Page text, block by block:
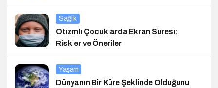
Sağlık
Otizmli Çocuklarda Ekran Süresi:
Riskler ve Öneriler
Yaşam
Dünyanın Bir Küre Şeklinde Olduğunu